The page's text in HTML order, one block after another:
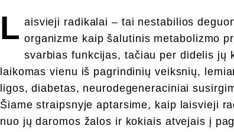
L aisvieji radikalai – tai nestabilios
organizme kaip šalutinis metabolizmo
svarbias funkcijas, tačiau per didelis jų
laikomas vienu iš pagrindinių veiksnių,
ligos, diabetas, neurodegeneraciniai
Šiame straipsnyje aptarsime, kaip laisvieji
nuo jų daromos žalos ir kokiais atvejais į